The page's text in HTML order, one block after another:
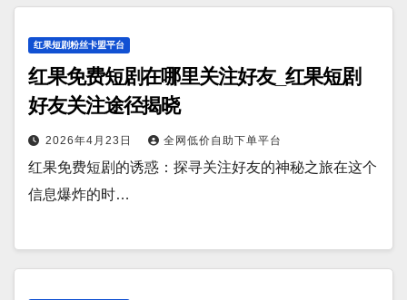
红果短剧粉丝卡盟平台
红果免费短剧在哪里关注好友_红果短剧
好友关注途径揭晓
2026年4月23日 全网低价自助下单平台
红果免费短剧的诱惑：探寻关注好友的神秘之旅在这个
信息爆炸的时…